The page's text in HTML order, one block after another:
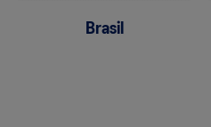
Brasil